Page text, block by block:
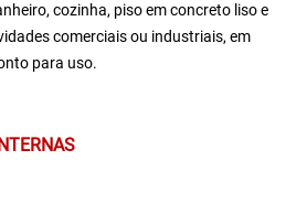
cozinha, piso em concreto liso e
comerciais ou industriais, em
para uso.